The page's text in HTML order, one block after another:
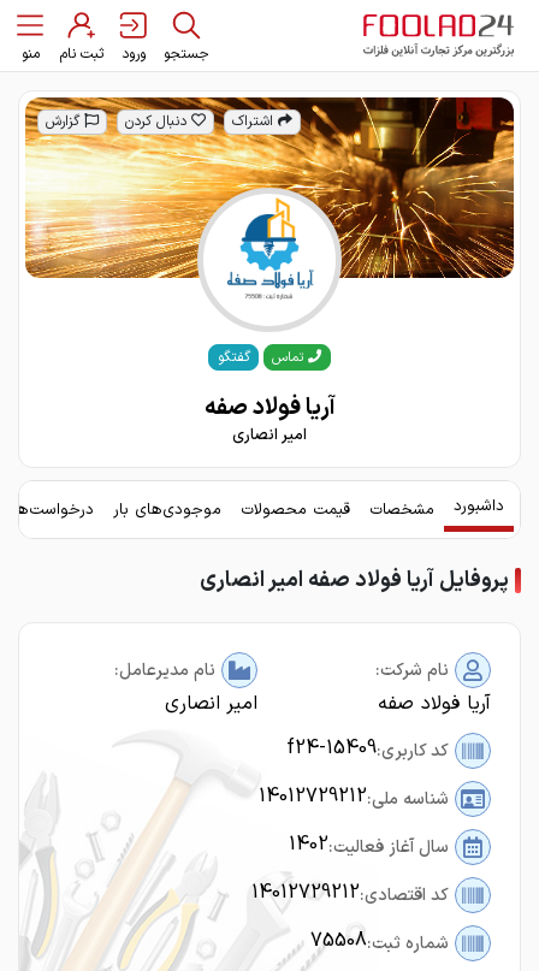
جستجو ورود ثبت نام منو
اشتراک دنبال کردن گزارش
تماس گفتگو
آریا فولاد صفه
امیر انصاری
داشبورد مشخصات قیمت محصولات موجودی‌های بار
پروفایل آریا فولاد صفه امیر انصاری
نام شرکت:
آریا فولاد صفه
نام مدیرعامل:
امیر انصاری
کد کاربری:f24-15409
شناسه ملی:14012729212
سال آغاز فعالیت:1402
کد اقتصادی:14012729212
شماره ثبت:75508